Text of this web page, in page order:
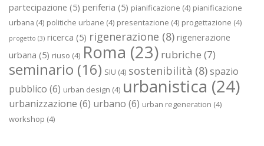
partecipazione (5) periferia (5) pianificazione (4) pianificazione
urbana (4) politiche urbane (4) presentazione (4) progettazione (4)
progetto (3) ricerca (5) rigenerazione (8) rigenerazione
urbana (5) riuso (4) Roma (23) rubriche (7)
seminario (16) SIU (4) sostenibilità (8)spazio
pubblico (6) urban design (4) urbanistica (24)
urbanizzazione (6) urbano (6) urban regeneration (4)
workshop (4)